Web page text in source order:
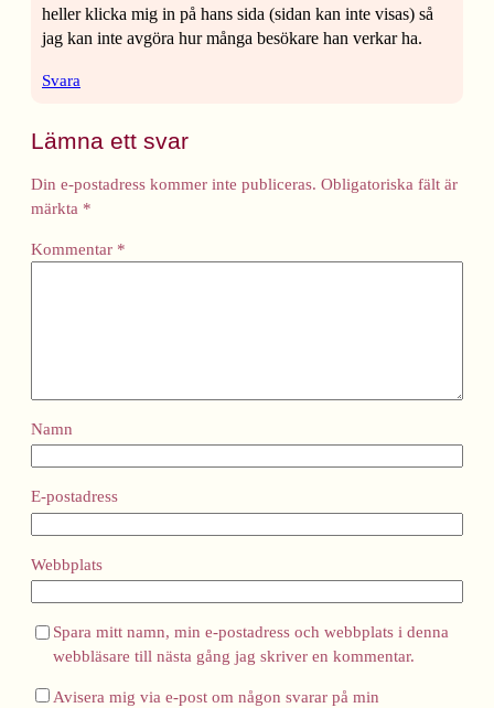
heller klicka mig in på hans sida (sidan kan inte visas) så
jag kan inte avgöra hur många besökare han verkar ha.
Svara
Lämna ett svar
Din e-postadress kommer inte publiceras. Obligatoriska fält är
märkta *
Kommentar *
Namn
E-postadress
Webbplats
Spara mitt namn, min e-postadress och webbplats i denna
webbläsare till nästa gång jag skriver en kommentar.
Avisera mig via e-post om någon svarar på min